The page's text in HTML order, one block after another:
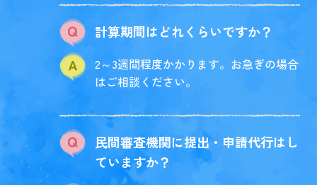
計算期間はどれくらいですか？
2～3週間程度かかります。お急ぎの場合
はご相談ください。
民間審査機関に提出・申請代行はし
ていますか？